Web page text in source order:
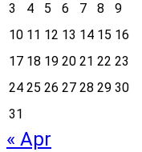
3
4 5 6 7 8
9
10 11 12 13 14 15 16
17 18 19 20 21 22 23
24 25 26 27 28 29 30
31
« Apr